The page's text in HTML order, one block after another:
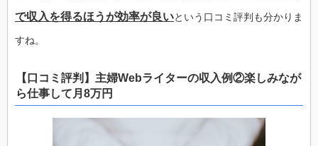
で収入を得るほうが効率が良いという口コミ評判も分かりま
すね。
【口コミ評判】主婦Webライターの収入例②楽しみなが
ら仕事して月8万円